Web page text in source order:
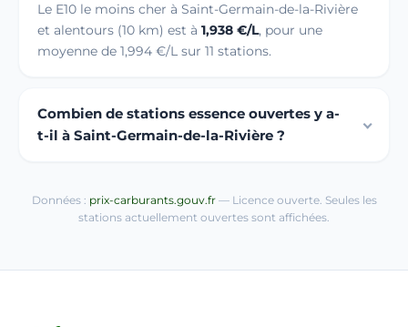
Le E10 le moins cher à Saint-Germain-de-la-Rivière
et alentours (10 km) est à 1,938 €/L, pour une
moyenne de 1,994 €/L sur 11 stations.
Combien de stations essence ouvertes y a-
t-il à Saint-Germain-de-la-Rivière ?
Données : prix-carburants.gouv.fr— Licence ouverte. Seules les
stations actuellement ouvertes sont affichées.